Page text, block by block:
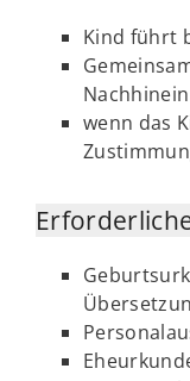
Kind führt
wenn das